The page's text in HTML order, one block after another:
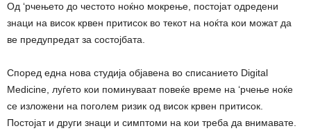
Од ‘рчењето до честото ноќно мокрење, постојат одредени
знаци на висок крвен притисок во текот на ноќта кои можат да
ве предупредат за состојбата.
Според една нова студија објавена во списанието Digital
Medicine, луѓето кои поминуваат повеќе време на ‘рчење ноќе
се изложени на поголем ризик од висок крвен притисок.
Постојат и други знаци и симптоми на кои треба да внимавате.